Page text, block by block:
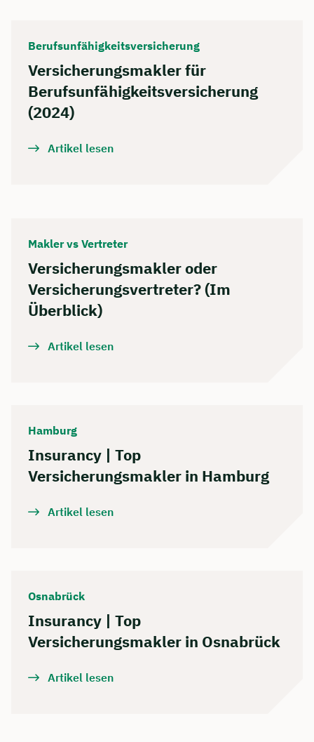
Berufsunfähigkeitsversicherung
Versicherungsmakler für
Berufsunfähigkeitsversicherung
(2024)
Artikel lesen
Makler vs Vertreter
Versicherungsmakler oder
Versicherungsvertreter? (Im
Überblick)
Artikel lesen
Hamburg
Insurancy | Top
Versicherungsmakler in Hamburg
Artikel lesen
Osnabrück
Insurancy | Top
Versicherungsmakler in Osnabrück
Artikel lesen